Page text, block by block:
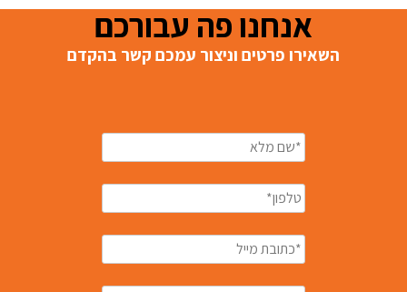
אנחנו פה עבורכם
השאירו פרטים וניצור עמכם קשר בהקדם